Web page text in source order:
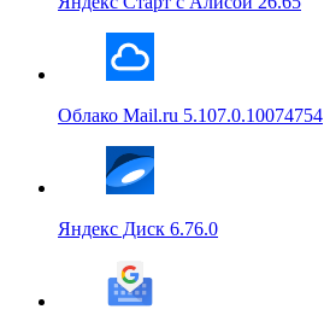
Облако Mail.ru 5.107.0.10074754
Яндекс Диск 6.76.0